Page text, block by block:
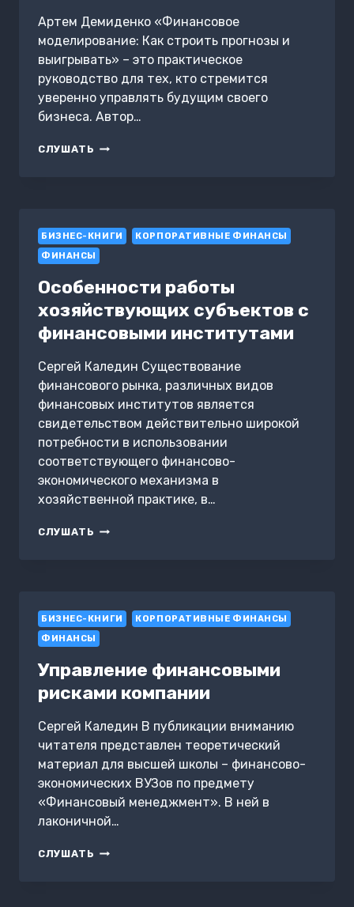
Артем Демиденко «Финансовое
моделирование: Как строить прогнозы и
выигрывать» – это практическое
руководство для тех, кто стремится
уверенно управлять будущим своего
бизнеса. Автор…
СЛУШАТЬ ФИНАНСОВОЕ
ВЫИГРЫВАТЬ
БИЗНЕС-КНИГИ
КОРПОРАТИВНЫЕ ФИНАНСЫ
ФИНАНСЫ
Особенности работы
хозяйствующих субъектов с
финансовыми институтами
Сергей Каледин Существование
финансового рынка, различных видов
финансовых институтов является
свидетельством действительно широкой
потребности в использовании
соответствующего финансово-
экономического механизма в
хозяйственной практике, в…
СЛУШАТЬ ОСОБЕННОСТИ
ИНСТИТУТАМИ
БИЗНЕС-КНИГИ
КОРПОРАТИВНЫЕ ФИНАНСЫ
ФИНАНСЫ
Управление финансовыми
рисками компании
Сергей Каледин В публикации вниманию
читателя представлен теоретический
материал для высшей школы – финансово-
экономических ВУЗов по предмету
«Финансовый менеджмент». В ней в
лаконичной…
СЛУШАТЬ УПРАВЛЕНИЕ